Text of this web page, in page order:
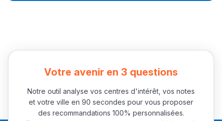
باش تقدر تساعد الناس
يلقاو التوازن من الدّاخل
Votre avenir en 3 questions
Notre outil analyse vos centres d'intérêt, vos notes
et votre ville en 90 secondes pour vous proposer
des recommandations 100% personnalisées.